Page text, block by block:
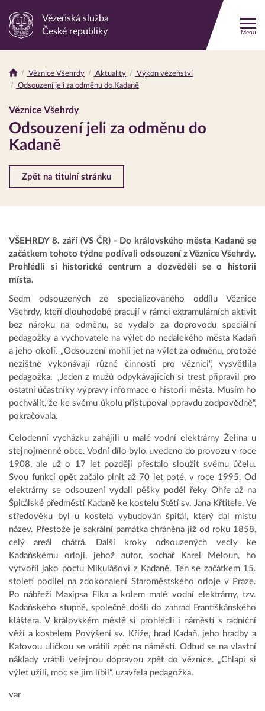
Odkaz
stránku
Vězeňská služba
České republiky
Menu
Drobečková
Věznice Všehrdy Aktuality
Výkon vězeňství
Odsouzení jeli za odměnu do Kadaně
Věznice Všehrdy
Odsouzení jeli za odměnu do
Kadaně
Zpět na titulní stránku
VŠEHRDY 8. září (VS ČR) - Do královského města Kadaně se
začátkem tohoto týdne podívali odsouzení z Věznice Všehrdy.
Prohlédli si historické centrum a dozvěděli se o historii
místa.
Sedm odsouzených ze specializovaného oddílu Věznice
Všehrdy, kteří dlouhodobě pracují v rámci extramulárních aktivit
bez nároku na odměnu, se vydalo za doprovodu speciální
pedagožky a vychovatele na výlet do nedalekého města Kadaň
a jeho okolí. „Odsouzení mohli jet na výlet za odměnu, protože
nezištně vykonávají různé činnosti pro věznici“, vysvětlila
pedagožka. „Jeden z mužů odpykávajících si trest připravil pro
ostatní účastníky výpravy informace o historii města. Musím ho
pochválit, že ke svému úkolu přistupoval opravdu zodpovědně“,
pokračovala.
Celodenní vycházku zahájili u malé vodní elektrárny Želina u
stejnojmenné obce. Vodní dílo bylo uvedeno do provozu v roce
1908, ale už o 17 let později přestalo sloužit svému účelu.
Svou funkci opět začalo plnit až 70 let poté, v roce 1995. Od
elektrárny se odsouzení vydali pěšky podél řeky Ohře až na
Špitálské předměstí Kadaně ke kostelu Stětí sv. Jana Křtitele. Ve
středověku byl u kostela vybudován špitál, který dal místu
název. Přestože je sakrální památka chráněna již od roku 1858,
celý areál chátrá. Další kroky odsouzených vedly ke
Kadaňskému orloji, jehož autor, sochař Karel Meloun, ho
vytvořil jako poctu Mikulášovi z Kadaně. Ten se začátkem 15.
století podílel na zdokonalení Staroměstského orloje v Praze.
Po nábřeží Maxipsa Fíka a kolem malé vodní elektrárny, tzv.
Kadaňského stupně, společně došli do zahrad Františkánského
kláštera. V královském městě si prohlédli i náměstí s radniční
věží a kostelem Povýšení sv. Kříže, hrad Kadaň, jeho hradby a
Katovou uličkou se vrátili zpět na náměstí. Odtud se na vlastní
náklady vrátili veřejnou dopravou zpět do věznice. „Chlapi si
výlet užili, moc se jim líbil“, uzavřela pedagožka.
var